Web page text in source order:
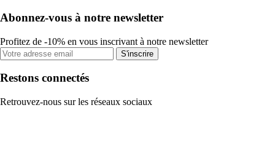
Abonnez-vous à notre newsletter
Profitez de -10% en vous inscrivant à notre newsletter
S'inscrire
Restons connectés
Retrouvez-nous sur les réseaux sociaux